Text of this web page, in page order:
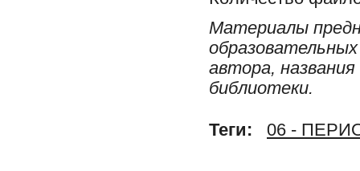
Материалы
автора,
библиотеки.
Теги: 06 -